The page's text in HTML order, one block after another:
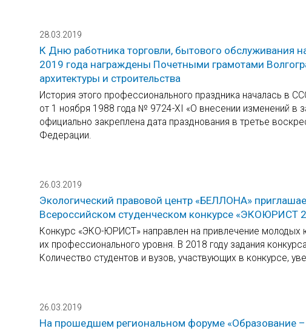
28.03.2019
К Дню работника торговли, бытового обслуживания
2019 года награждены Почетными грамотами
архитектуры и строительства
История этого профессионального праздника началась в
от 1 ноября 1988 года № 9724-XI «О внесении изменений в
официально закреплена дата празднования в третье
Федерации.
26.03.2019
Экологический правовой центр «БЕЛЛОНА»
Всероссийском студенческом конкурсе «ЭКОЮРИСТ
Конкурс «ЭКО-ЮРИСТ» направлен на привлечение
их профессионального уровня. В 2018 году задания
Количество студентов и вузов, участвующих в конкурсе,
26.03.2019
На прошедшем региональном форуме «Образование